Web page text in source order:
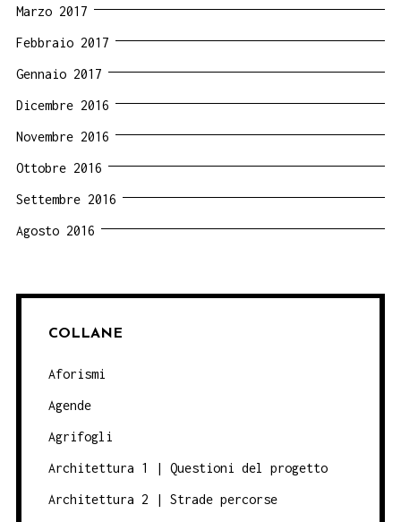
Marzo 2017
Febbraio 2017
Gennaio 2017
Dicembre 2016
Novembre 2016
Ottobre 2016
Settembre 2016
Agosto 2016
COLLANE
Aforismi
Agende
Agrifogli
Architettura 1 | Questioni del progetto
Architettura 2 | Strade percorse